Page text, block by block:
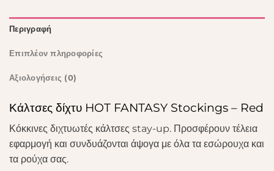
Περιγραφή
Επιπλέον πληροφορίες
Αξιολογήσεις (0)
Κάλτσες δίχτυ HOT FANTASY Stockings – Red
Κόκκινες διχτυωτές κάλτσες stay-up. Προσφέρουν τέλεια
εφαρμογή και συνδυάζονται άψογα με όλα τα εσώρουχα και
τα ρούχα σας.